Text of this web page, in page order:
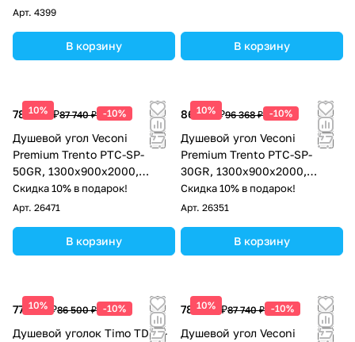
Арт. 4399
В корзину В корзину
10%
78 966 ₽87 740 ₽ -10%
Душевой угол Veconi
Premium Trento PTC-SP-
50GR, 1300х900x2000,
брашированный графит,
стекло прозрачное
Скидка 10% в подарок!
Арт. 26471
В корзину
10%
86 731 ₽96 368 ₽ -10%
Душевой угол Veconi
Premium Trento PTC-SP-
30GR, 1300х900x2000,
брашированный графит,
стекло прозрачное
Скидка 10% в подарок!
Арт. 26351
В корзину
10%
77 850 ₽86 500 ₽ -10%
Душевой уголок Timo TDSS-
10%
78 966 ₽87 740 ₽ -10%
Душевой угол Veconi